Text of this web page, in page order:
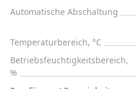
Automatische Abschaltung
Temperaturbereich, °C
Betriebsfeuchtigkeitsbereich,
%